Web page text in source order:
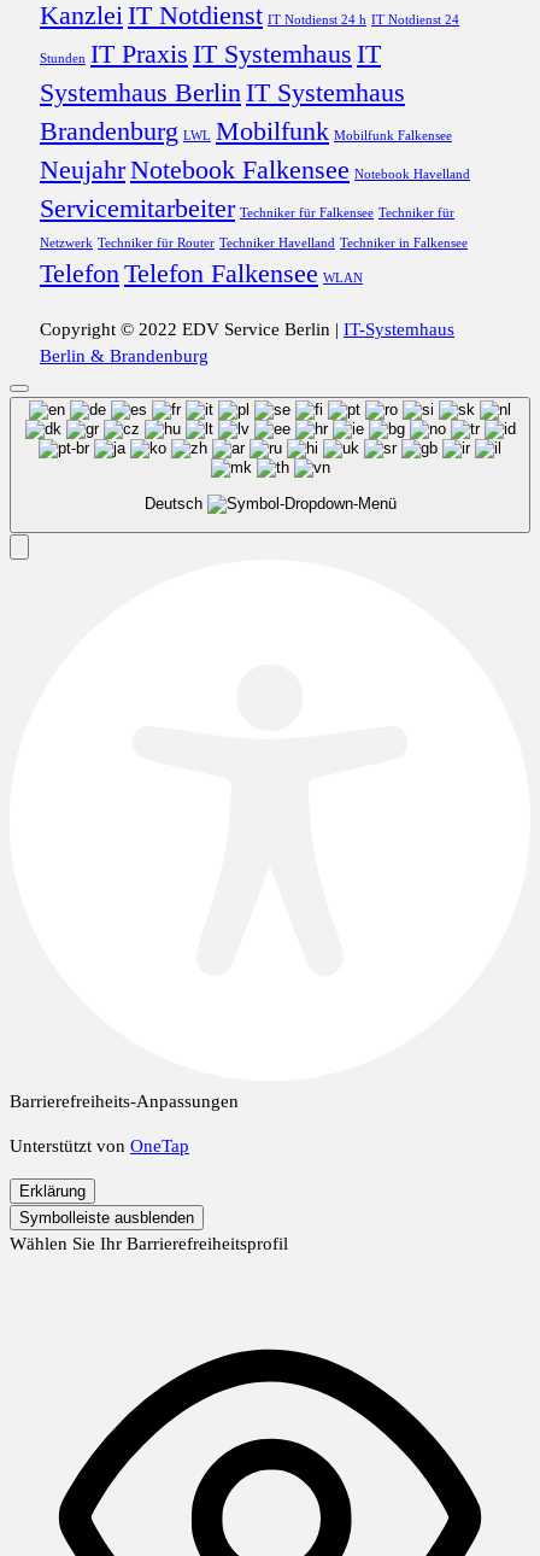
KanzleiIT Notdienst IT Notdienst 24 h IT Notdienst 24
Stunden IT Praxis IT Systemhaus IT
Systemhaus BerlinIT Systemhaus
Brandenburg LWL Mobilfunk Mobilfunk Falkensee
NeujahrNotebook Falkensee Notebook Havelland
Servicemitarbeiter Techniker für Falkensee Techniker für
Netzwerk Techniker für Router Techniker Havelland Techniker in Falkensee
TelefonTelefon Falkensee WLAN
Copyright © 2022 EDV Service Berlin | IT-Systemhaus
Berlin & Brandenburg
Deutsch
Barrierefreiheits-Anpassungen
Unterstützt von OneTap
Erklärung
Symbolleiste ausblenden
Wählen Sie Ihr Barrierefreiheitsprofil